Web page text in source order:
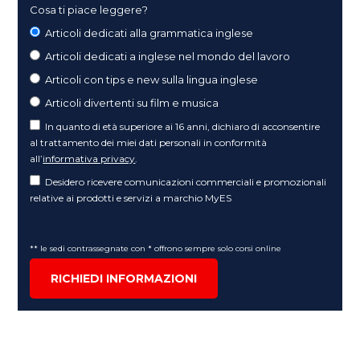
Cosa ti piace leggere?
Articoli dedicati alla grammatica inglese
Articoli dedicati a inglese nel mondo del lavoro
Articoli con tips e new sulla lingua inglese
Articoli divertenti su film e musica
In quanto di età superiore ai 16 anni, dichiaro di acconsentire
al trattamento dei miei dati personali in conformità
all’informativa privacy
Desidero ricevere comunicazioni commerciali e promozionali
relative ai prodotti e servizi a marchio MyES
** le sedi contrassegnate con * offrono sempre solo corsi online
RICHIEDI INFORMAZIONI